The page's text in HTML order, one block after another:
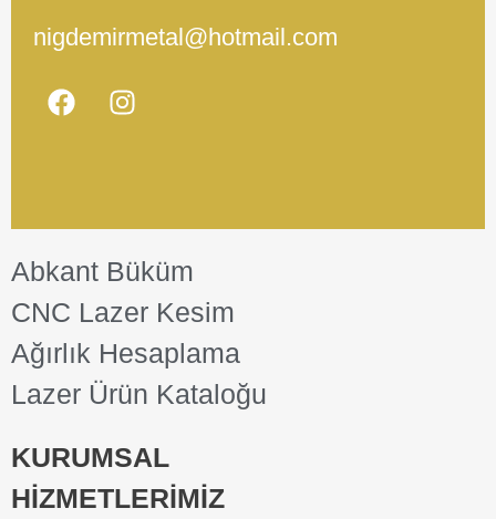
nigdemirmetal@hotmail.com
Abkant Büküm
CNC Lazer Kesim
Ağırlık Hesaplama
Lazer Ürün Kataloğu
KURUMSAL
HİZMETLERİMİZ